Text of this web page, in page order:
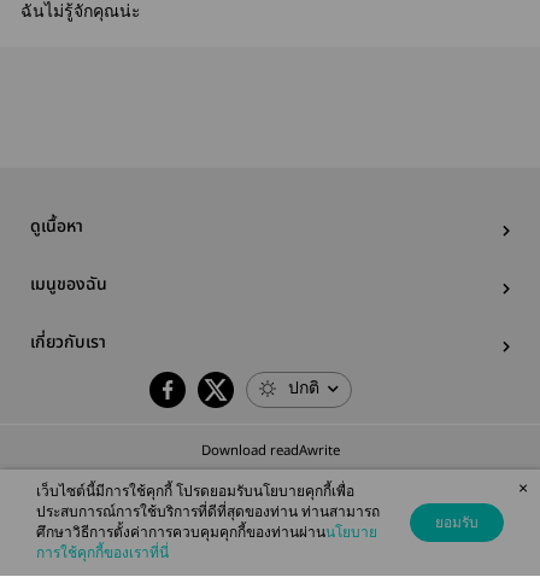
ฉันไม่รู้จักคุณน่ะ
ดูเนื้อหา
เมนูของฉัน
เกี่ยวกับเรา
ปกติ
Download readAwrite
© 2026 readAwrite.com by MEB Corporation Public Company Limited
This site is protected by reCAPTCHA and the Google
เว็บไซต์นี้มีการใช้คุกกี้ โปรดยอมรับนโยบายคุกกี้เพื่อ
ประสบการณ์การใช้บริการที่ดีที่สุดของท่าน ท่านสามารถ
ศึกษาวิธีการตั้งค่าการควบคุมคุกกี้ของท่านผ่านนโยบาย
การใช้คุกกี้ของเราที่นี่
ยอมรับ
×